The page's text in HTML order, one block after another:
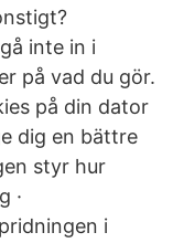
inte in i
på vad du gör.
på din dator
dig en bättre
styr hur
·
i